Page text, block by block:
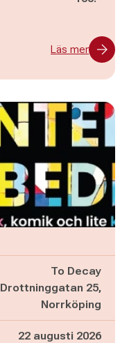
Läs mer
To Decay
Drottninggatan 25,
Norrköping
22 augusti 2026